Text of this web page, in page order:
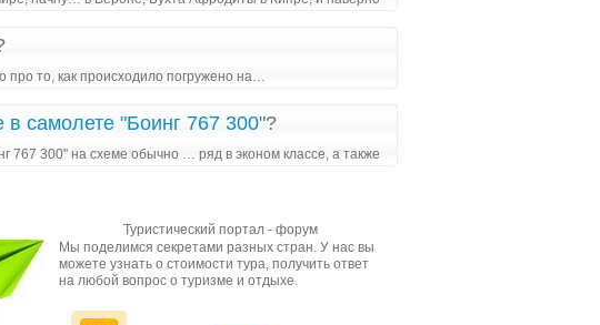
про то, как происходило погружено на…
самолете "Боинг 767 300"?
767 300" на схеме обычно … ряд в эконом классе, а также
Туристический портал - форум
Мы поделимся секретами разных стран. У нас вы
можете узнать о стоимости тура, получить ответ
на любой вопрос о туризме и отдыхе.